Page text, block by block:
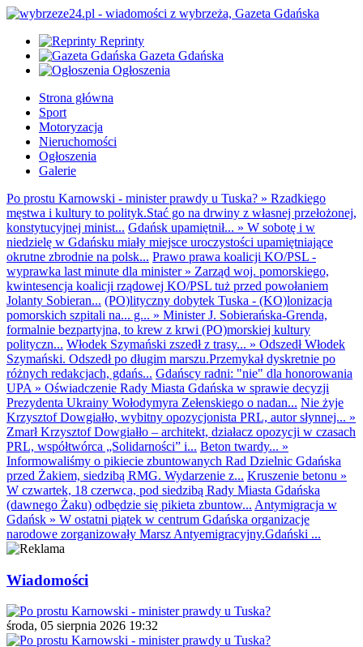
Reprinty
Gazeta Gdańska
Ogłoszenia
Strona główna
Sport
Motoryzacja
Nieruchomości
Ogłoszenia
Galerie
Po prostu Karnowski - minister prawdy u Tuska? » Rzadkiego
męstwa i kultury to polityk.Stać go na drwiny z własnej przełożonej,
konstytucyjnej minist... Gdańsk upamiętnił... » W sobotę i w
niedzielę w Gdańsku miały miejsce uroczystości upamiętniające
okrutne zbrodnie na polsk... Prawo prawa koalicji KO/PSL -
wyprawka last minute dla minister» Zarząd woj. pomorskiego,
kwintesencja koalicji rządowej KO/PSL tuż przed powołaniem
Jolanty Sobieran... (PO)lityczny dobytek Tuska - (KO)lonizacja
pomorskich szpitali na... g... » Minister J. Sobierańska-Grenda,
formalnie bezpartyjna, to krew z krwi (PO)morskiej kultury
polityczn... Włodek Szymański zszedł z trasy... » Odszedł Włodek
Szymański. Odszedł po długim marszu.Przemykał dyskretnie po
różnych redakcjach, gdańs... Gdańscy radni: "nie" dla honorowania
UPA » Oświadczenie Rady Miasta Gdańska w sprawie decyzji
Prezydenta Ukrainy Wołodymyra Zełenskiego o nadan... Nie żyje
Krzysztof Dowgiałło, wybitny opozycjonista PRL, autor słynnej... »
Zmarł Krzysztof Dowgiałło – architekt, działacz opozycji w czasach
PRL, współtwórca „Solidarności” i... Beton twardy... »
Informowaliśmy o pikiecie zbuntowanych Rad Dzielnic Gdańska
przed Żakiem, siedzibą RMG. Wydarzenie z... Kruszenie betonu »
W czwartek, 18 czerwca, pod siedzibą Rady Miasta Gdańska
(dawnego Żaku) odbędzie się pikieta zbuntow... Antymigracja w
Gdańsk » W ostatni piątek w centrum Gdańska organizacje
narodowe zorganizowały Marsz Antyemigracyjny.Gdański ...
Wiadomości
środa, 05 sierpnia 2026 19:32